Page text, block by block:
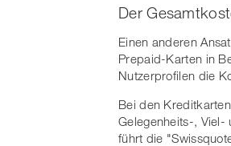
Der
Einen anderen
Prepaid-Karten in
Nutzerprofilen die
Bei den
Gelegenheits-, Viel-
führt die